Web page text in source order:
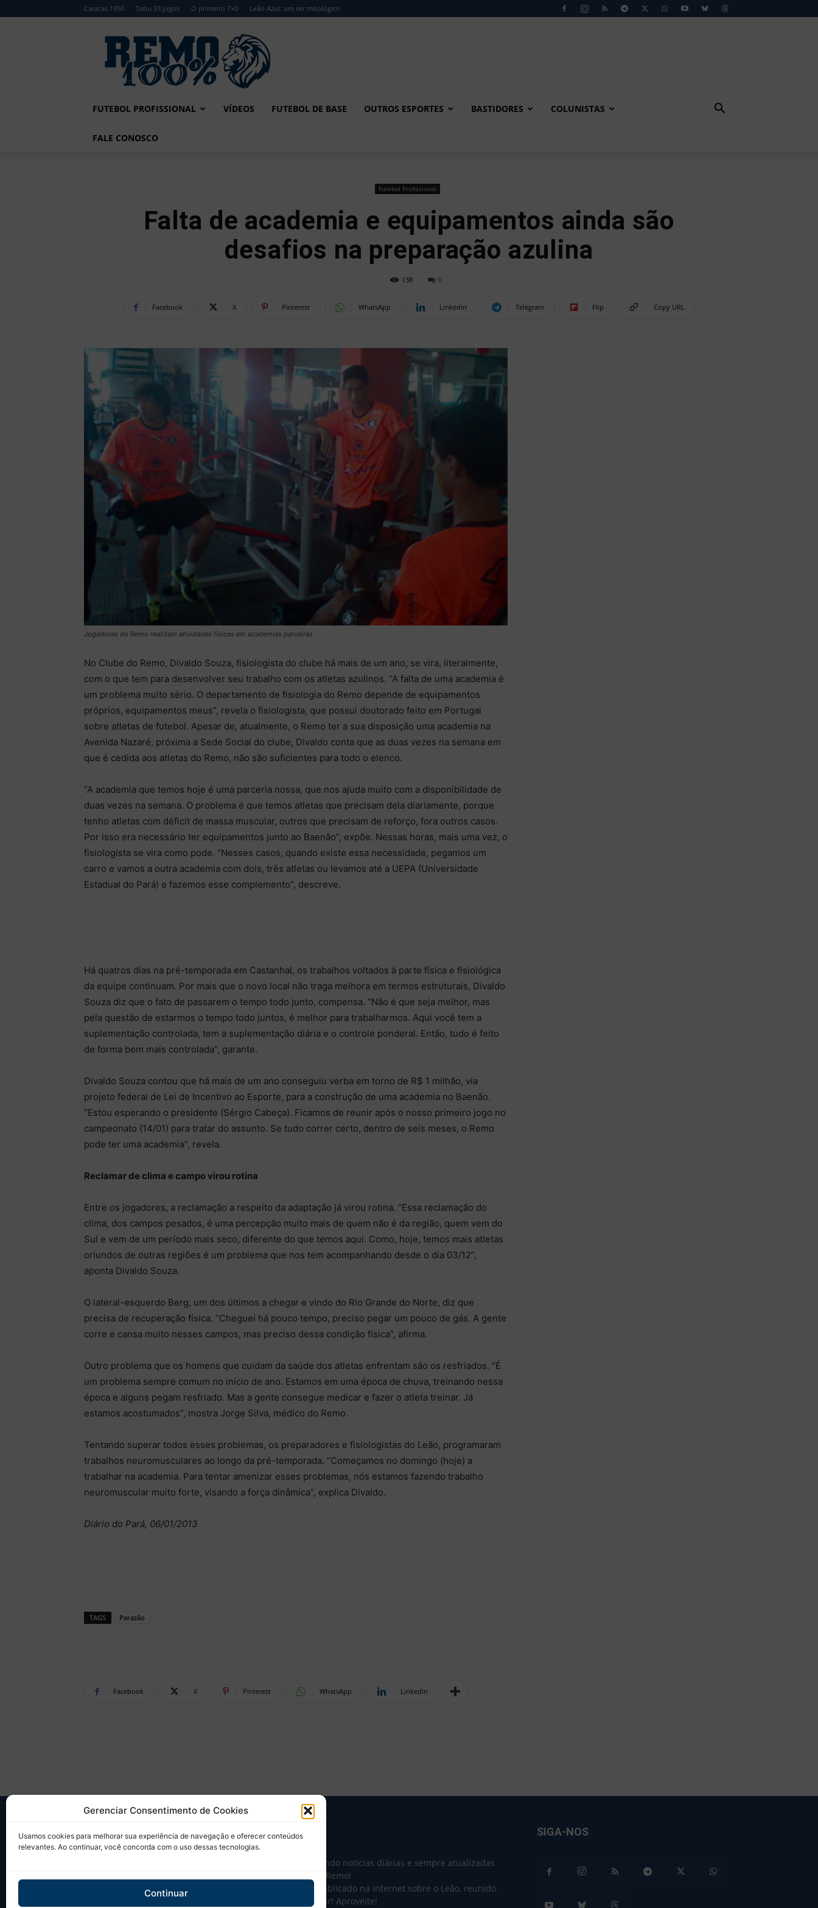
Gerenciar Consentimento de Cookies
Usamos cookies para melhorar sua experiência de navegação e oferecer conteúdos
relevantes. Ao continuar, você concorda com o uso dessas tecnologias.
Continuar
Caracas 1950 Tabu 33 jogos O primeiro 7×0 Leão Azul: um ser mitológico
Remo
FUTEBOL PROFISSIONAL VÍDEOS FUTEBOL DE BASE OUTROS ESPORTES BASTIDORES COLUNISTAS
FALE CONOSCO
Futebol Profissional
Falta de academia e equipamentos ainda são
desafios na preparação azulina
138 0
Facebook X Pinterest WhatsApp Linkedin Telegram Flip Copy URL
Jogadores do Remo realizam atividades físicas em academias parceiras
No Clube do Remo, Divaldo Souza, fisiologista do clube há mais de um ano, se vira, literalmente,
com o que tem para desenvolver seu trabalho com os atletas azulinos. “A falta de uma academia é
um problema muito sério. O departamento de fisiologia do Remo depende de equipamentos
próprios, equipamentos meus”, revela o fisiologista, que possui doutorado feito em Portugal
sobre atletas de futebol. Apesar de, atualmente, o Remo ter a sua disposição uma academia na
Avenida Nazaré, próxima a Sede Social do clube, Divaldo conta que as duas vezes na semana em
que é cedida aos atletas do Remo, não são suficientes para todo o elenco.
“A academia que temos hoje é uma parceria nossa, que nos ajuda muito com a disponibilidade de
duas vezes na semana. O problema é que temos atletas que precisam dela diariamente, porque
tenho atletas com déficit de massa muscular, outros que precisam de reforço, fora outros casos.
Por isso era necessário ter equipamentos junto ao Baenão”, expõe. Nessas horas, mais uma vez, o
fisiologista se vira como pode. “Nesses casos, quando existe essa necessidade, pegamos um
carro e vamos a outra academia com dois, três atletas ou levamos até a UEPA (Universidade
Estadual do Pará) e fazemos esse complemento”, descreve.
Há quatros dias na pré-temporada em Castanhal, os trabalhos voltados à parte física e fisiológica
da equipe continuam. Por mais que o novo local não traga melhora em termos estruturais, Divaldo
Souza diz que o fato de passarem o tempo todo junto, compensa. “Não é que seja melhor, mas
pela questão de estarmos o tempo todo juntos, é melhor para trabalharmos. Aqui você tem a
suplementação controlada, tem a suplementação diária e o controle ponderal. Então, tudo é feito
de forma bem mais controlada”, garante.
Divaldo Souza contou que há mais de um ano conseguiu verba em torno de R$ 1 milhão, via
projeto federal de Lei de Incentivo ao Esporte, para a construção de uma academia no Baenão.
“Estou esperando o presidente (Sérgio Cabeça). Ficamos de reunir após o nosso primeiro jogo no
campeonato (14/01) para tratar do assunto. Se tudo correr certo, dentro de seis meses, o Remo
pode ter uma academia”, revela.
Reclamar de clima e campo virou rotina
Entre os jogadores, a reclamação a respeito da adaptação já virou rotina. “Essa reclamação do
clima, dos campos pesados, é uma percepção muito mais de quem não é da região, quem vem do
Sul e vem de um período mais seco, diferente do que temos aqui. Como, hoje, temos mais atletas
oriundos de outras regiões é um problema que nos tem acompanhando desde o dia 03/12”,
aponta Divaldo Souza.
O lateral-esquerdo Berg, um dos últimos a chegar e vindo do Rio Grande do Norte, diz que
precisa de recuperação física. “Cheguei há pouco tempo, preciso pegar um pouco de gás. A gente
corre e cansa muito nesses campos, mas preciso dessa condição física”, afirma.
Outro problema que os homens que cuidam da saúde dos atletas enfrentam são os resfriados. “É
um problema sempre comum no início de ano. Estamos em uma época de chuva, treinando nessa
época e alguns pegam resfriado. Mas a gente consegue medicar e fazer o atleta treinar. Já
estamos acostumados”, mostra Jorge Silva, médico do Remo.
Tentando superar todos esses problemas, os preparadores e fisiologistas do Leão, programaram
trabalhos neuromusculares ao longo da pré-temporada. “Começamos no domingo (hoje) a
trabalhar na academia. Para tentar amenizar esses problemas, nós estamos fazendo trabalho
neuromuscular muito forte, visando a força dinâmica”, explica Divaldo.
Diário do Pará, 06/01/2013
TAGS Parazão
Facebook X Pinterest WhatsApp Linkedin
SOBRE NÓS
Desde 2004 trazendo notícias diárias e sempre atualizadas
sobre o Clube do Remo!
Tudo o que sai publicado na internet sobre o Leão, reunido
em um único lugar! Aproveite!
SIGA-NOS